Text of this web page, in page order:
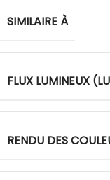
SIMILAIRE À
FLUX LUMINEUX
RENDU DES